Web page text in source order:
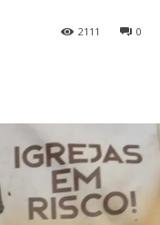
0
2111